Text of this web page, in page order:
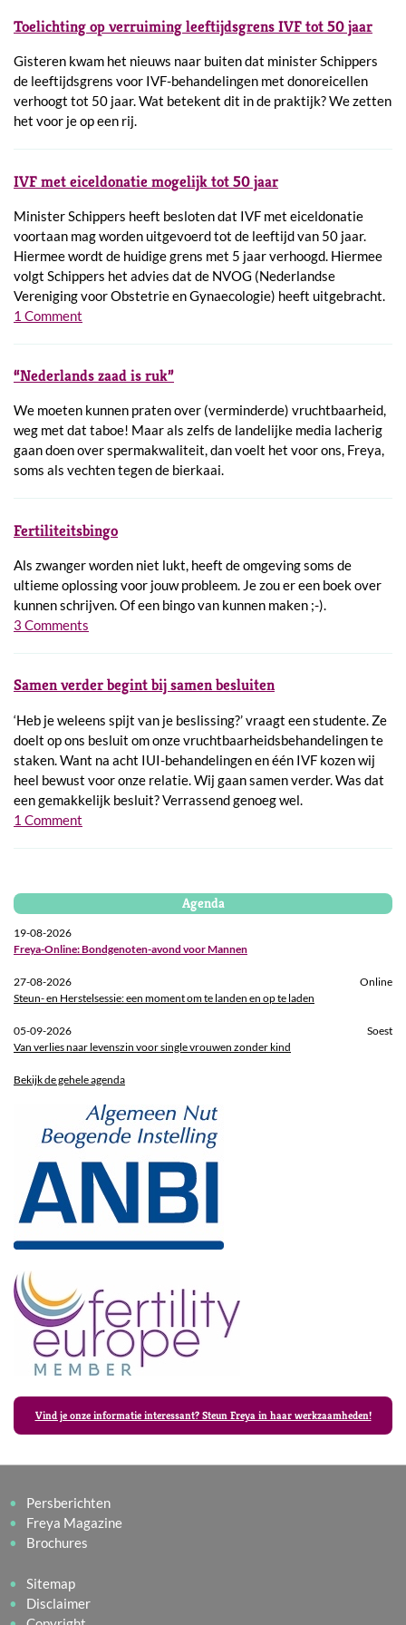
Toelichting op verruiming leeftijdsgrens IVF tot 50 jaar
Gisteren kwam het nieuws naar buiten dat minister Schippers
de leeftijdsgrens voor IVF-behandelingen met donoreicellen
verhoogt tot 50 jaar. Wat betekent dit in de praktijk? We zetten
het voor je op een rij.
IVF met eiceldonatie mogelijk tot 50 jaar
Minister Schippers heeft besloten dat IVF met eiceldonatie
voortaan mag worden uitgevoerd tot de leeftijd van 50 jaar.
Hiermee wordt de huidige grens met 5 jaar verhoogd. Hiermee
volgt Schippers het advies dat de NVOG (Nederlandse
Vereniging voor Obstetrie en Gynaecologie) heeft uitgebracht.
1 Comment
“Nederlands zaad is ruk”
We moeten kunnen praten over (verminderde) vruchtbaarheid,
weg met dat taboe! Maar als zelfs de landelijke media lacherig
gaan doen over spermakwaliteit, dan voelt het voor ons, Freya,
soms als vechten tegen de bierkaai.
Fertiliteitsbingo
Als zwanger worden niet lukt, heeft de omgeving soms de
ultieme oplossing voor jouw probleem. Je zou er een boek over
kunnen schrijven. Of een bingo van kunnen maken ;-).
3 Comments
Samen verder begint bij samen besluiten
‘Heb je weleens spijt van je beslissing?’ vraagt een studente. Ze
doelt op ons besluit om onze vruchtbaarheidsbehandelingen te
staken. Want na acht IUI-behandelingen en één IVF kozen wij
heel bewust voor onze relatie. Wij gaan samen verder. Was dat
een gemakkelijk besluit? Verrassend genoeg wel.
1 Comment
Agenda
19-08-2026
Freya-Online: Bondgenoten-avond voor Mannen
27-08-2026
Online
Steun- en Herstelsessie: een moment om te landen en op te laden
05-09-2026
Soest
Van verlies naar levenszin voor single vrouwen zonder kind
Bekijk de gehele agenda
Vind je onze informatie interessant? Steun Freya in haar werkzaamheden!
Persberichten
Freya Magazine
Brochures
Sitemap
Disclaimer